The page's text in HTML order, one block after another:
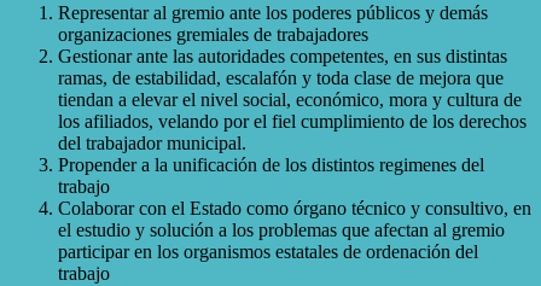
Representar al gremio ante los poderes públicos y demás
organizaciones gremiales de trabajadores
Gestionar ante las autoridades competentes, en sus distintas
ramas, de estabilidad, escalafón y toda clase de mejora que
tiendan a elevar el nivel social, económico, mora y cultura de
los afiliados, velando por el fiel cumplimiento de los derechos
del trabajador municipal.
Propender a la unificación de los distintos regimenes del
trabajo
Colaborar con el Estado como órgano técnico y consultivo, en
el estudio y solución a los problemas que afectan al gremio
participar en los organismos estatales de ordenación del
trabajo